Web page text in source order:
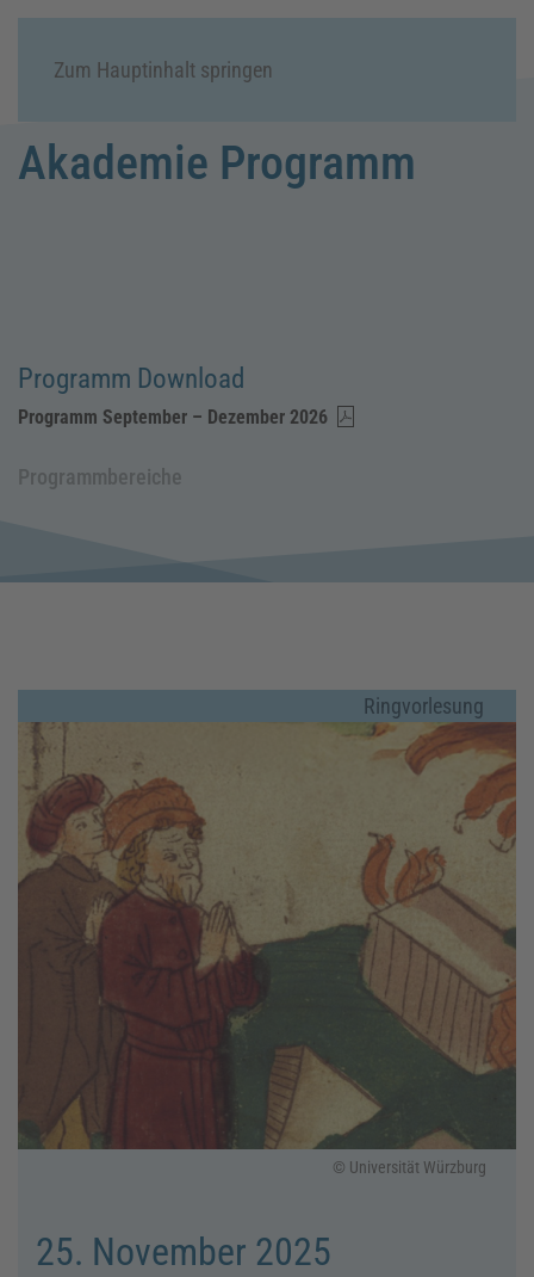
Zum Hauptinhalt springen
Akademie Programm
Programm Download
Programm September – Dezember 2026
Programmbereiche
Ringvorlesung
© Universität Würzburg
25. November 2025